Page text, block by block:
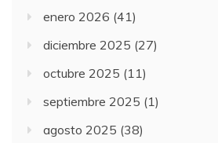
enero 2026 (41)
diciembre 2025 (27)
octubre 2025 (11)
septiembre 2025 (1)
agosto 2025 (38)